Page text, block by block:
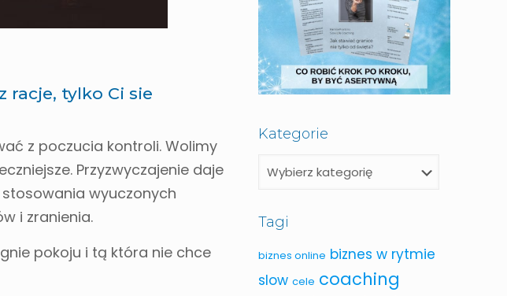
racje, tylko Ci sie
z poczucia kontroli. Wolimy
Przyzwyczajenie daje
wyuczonych
i zranienia.
pokoju i tą która nie chce
Kategorie
Tagi
biznes online biznes w rytmie
slow cele coaching